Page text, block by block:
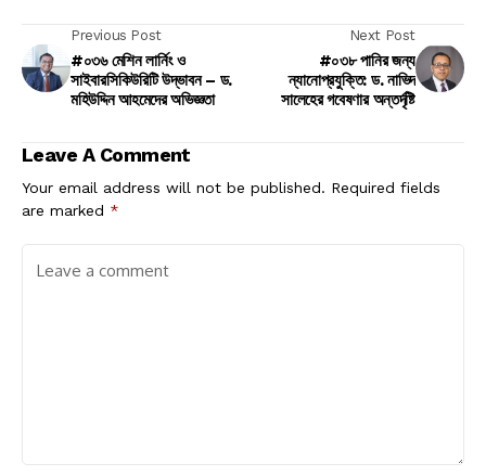
Previous Post
#০৩৬ মেশিন লার্নিং ও
সাইবারসিকিউরিটি উদ্ভাবন – ড.
মহিউদ্দিন আহমেদের অভিজ্ঞতা
Next Post
#০৩৮ পানির জন্য
ন্যানোপ্রযুক্তি: ড. নাভিদ
সালেহের গবেষণার অন্তর্দৃষ্টি
Leave A Comment
Your email address will not be published. Required fields
are marked *